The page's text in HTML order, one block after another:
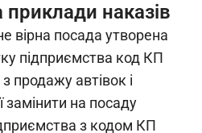
приклади наказів
вірна посада утворена
підприємства код КП
продажу автівок і
замінити на посаду
з кодом КП